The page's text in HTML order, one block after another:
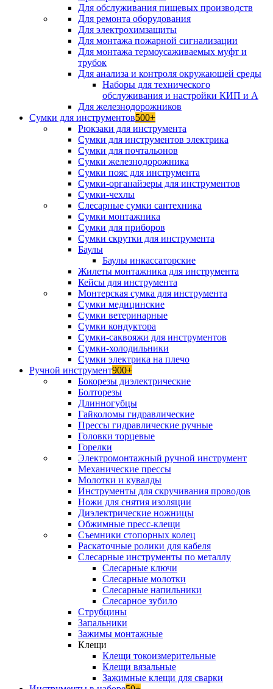
Для обслуживания пищевых производств
Для ремонта оборудования
Для электрохимзащиты
Для монтажа пожарной сигнализации
Для монтажа термоусаживаемых муфт и
трубок
Для анализа и контроля окружающей среды
Наборы для технического
обслуживания и настройки КИП и А
Для железнодорожников
Сумки для инструментов500+
Рюкзаки для инструмента
Сумки для инструментов электрика
Сумки для почтальонов
Сумки железнодорожника
Сумки пояс для инструмента
Сумки-органайзеры для инструментов
Сумки-чехлы
Слесарные сумки сантехника
Сумки монтажника
Сумки для приборов
Сумки скрутки для инструмента
Баулы
Баулы инкассаторские
Жилеты монтажника для инструмента
Кейсы для инструмента
Монтерская сумка для инструмента
Сумки медицинские
Сумки ветеринарные
Сумки кондуктора
Сумки-саквояжи для инструментов
Сумки-холодильники
Сумки электрика на плечо
Ручной инструмент900+
Бокорезы диэлектрические
Болторезы
Длинногубцы
Гайколомы гидравлические
Прессы гидравлические ручные
Головки торцевые
Горелки
Электромонтажный ручной инструмент
Механические прессы
Молотки и кувалды
Инструменты для скручивания проводов
Ножи для снятия изоляции
Диэлектрические ножницы
Обжимные пресс-клещи
Съемники стопорных колец
Раскаточные ролики для кабеля
Слесарные инструменты по металлу
Слесарные ключи
Слесарные молотки
Слесарные напильники
Слесарное зубило
Струбцины
Запальники
Зажимы монтажные
Клещи
Клещи токоизмерительные
Клещи вязальные
Зажимные клещи для сварки